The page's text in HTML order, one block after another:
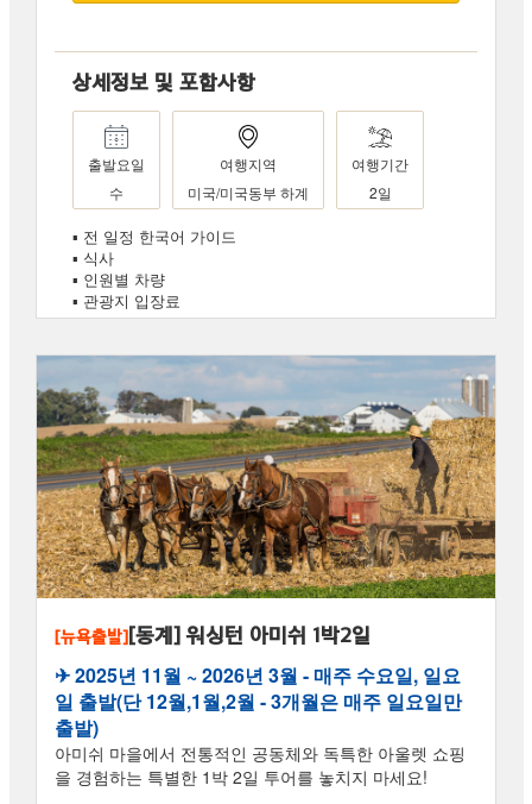
상세정보 및 포함사항
출발요일
수
여행지역
미국/미국동부 하계
여행기간
2일
▪ 전 일정 한국어 가이드
▪ 식사
▪ 인원별 차량
▪ 관광지 입장료
[뉴욕출발][동계] 워싱턴 아미쉬 1박2일
✈︎ 2025년 11월 ~ 2026년 3월 - 매주 수요일, 일요
일 출발(단 12월,1월,2월 - 3개월은 매주 일요일만
출발)
아미쉬 마을에서 전통적인 공동체와 독특한 아울렛 쇼핑
을 경험하는 특별한 1박 2일 투어를 놓치지 마세요!